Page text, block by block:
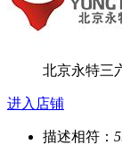
北京永特三
进入店铺
描述相符：